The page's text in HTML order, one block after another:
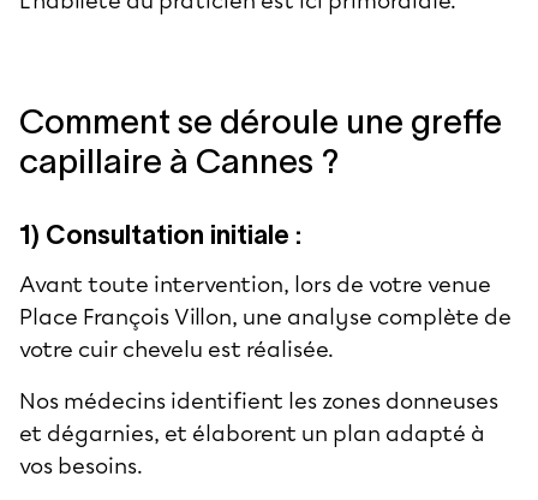
Comment se déroule une greffe
capillaire à Cannes ?
1) Consultation initiale :
Avant toute intervention, lors de votre venue
Place François Villon, une analyse complète de
votre cuir chevelu est réalisée.
Nos médecins identifient les zones donneuses
et dégarnies, et élaborent un plan adapté à
vos besoins.